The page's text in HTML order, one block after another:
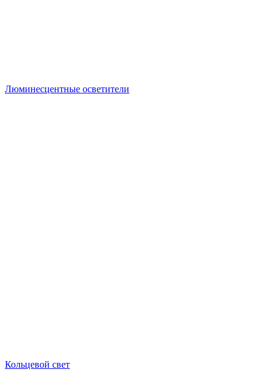
Люминесцентные осветители
Кольцевой свет